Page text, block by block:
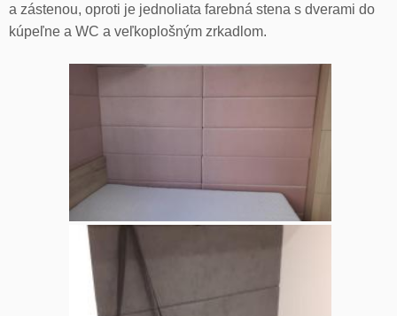
a zástenou, oproti je jednoliata farebná stena s dverami do
kúpeľne a WC a veľkoplošným zrkadlom.